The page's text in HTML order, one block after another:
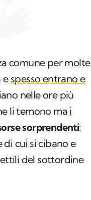
comune per molte
espesso entrano e
nelle ore più
li temono ma i
sorprendenti:
di cui si cibano e
del sottordine